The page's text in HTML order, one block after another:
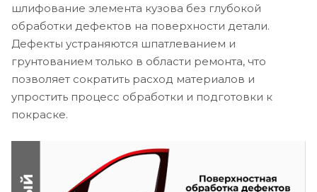
шлифование элемента кузова без глубокой
обработки дефектов на поверхности детали.
Дефекты устраняются шпатлеванием и
грунтованием только в области ремонта, что
позволяет сократить расход материалов и
упростить процесс обработки и подготовки к
покраске.